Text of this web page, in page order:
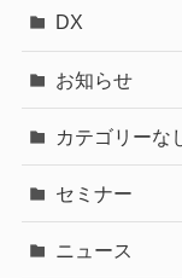
DX
お知らせ
カテゴリーな
セミナー
ニュース